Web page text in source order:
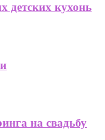
детских кухонь
на свадьбу